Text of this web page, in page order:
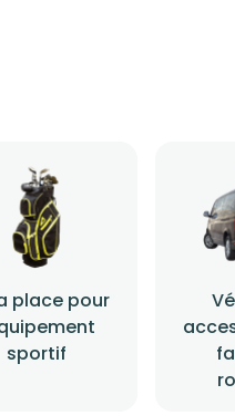
place pour
sportif